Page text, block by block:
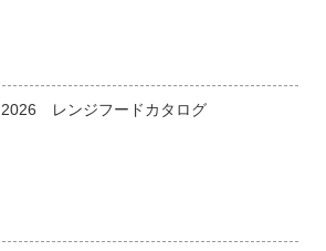
2026 レンジフードカタログ